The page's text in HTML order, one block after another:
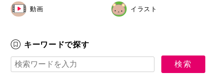
動画 イラスト
キーワードで探す